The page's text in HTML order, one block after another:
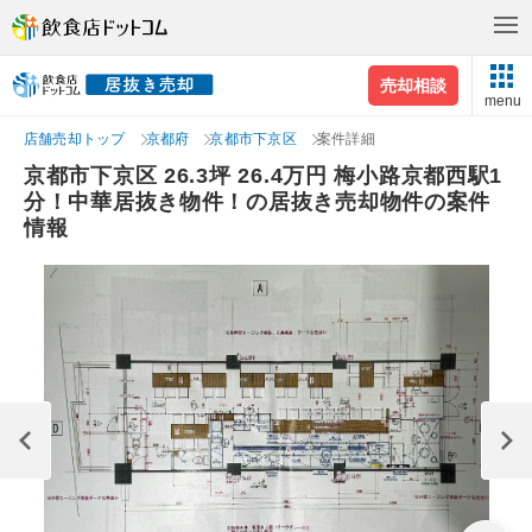
売却相談
menu
店舗売却トップ 京都府 京都市下京区 案件詳細
京都市下京区 26.3坪 26.4万円 梅小路京都西駅1
分！中華居抜き物件！の居抜き売却物件の案件
情報